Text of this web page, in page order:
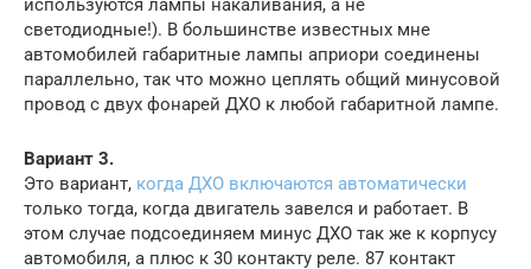
используются лампы накаливания, а не
светодиодные!). В большинстве известных мне
автомобилей габаритные лампы априори соединены
параллельно, так что можно цеплять общий минусовой
провод с двух фонарей ДХО к любой габаритной лампе.
Вариант 3.
Это вариант, когда ДХО включаются автоматически
только тогда, когда двигатель завелся и работает. В
этом случае подсоединяем минус ДХО так же к корпусу
автомобиля, а плюс к 30 контакту реле. 87 контакт